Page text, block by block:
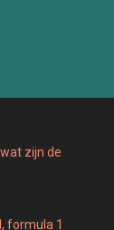
zijn de
formula 1